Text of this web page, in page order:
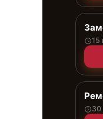
15
30